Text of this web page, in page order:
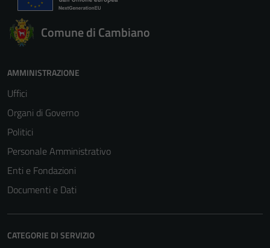
Comune di Cambiano
AMMINISTRAZIONE
Uffici
Organi di Governo
Politici
Personale Amministrativo
Enti e Fondazioni
Documenti e Dati
CATEGORIE DI SERVIZIO